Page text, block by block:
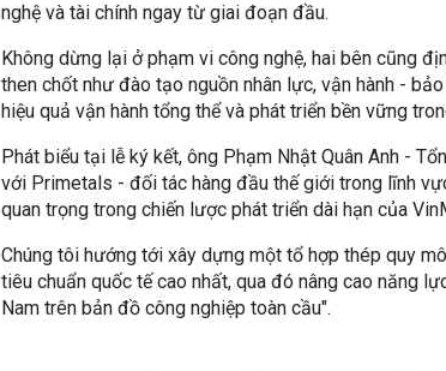
nghệ và tài chính ngay từ giai đoạn đầu.
Không dừng lại ở phạm vi công nghệ, hai bên cũng
then chốt như đào tạo nguồn nhân lực, vận hành -
hiệu quả vận hành tổng thể và phát triển bền vững
Phát biểu tại lễ ký kết, ông Phạm Nhật Quân Anh -
với Primetals - đối tác hàng đầu thế giới trong lĩnh
quan trọng trong chiến lược phát triển dài hạn của
Chúng tôi hướng tới xây dựng một tổ hợp thép quy
tiêu chuẩn quốc tế cao nhất, qua đó nâng cao năng
Nam trên bản đồ công nghiệp toàn cầu".